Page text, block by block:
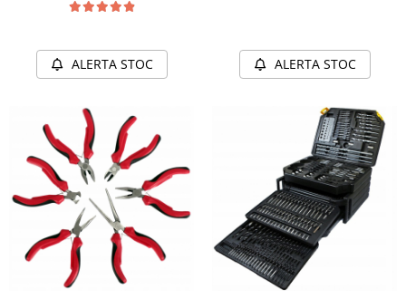
ALERTA STOC ALERTA STOC